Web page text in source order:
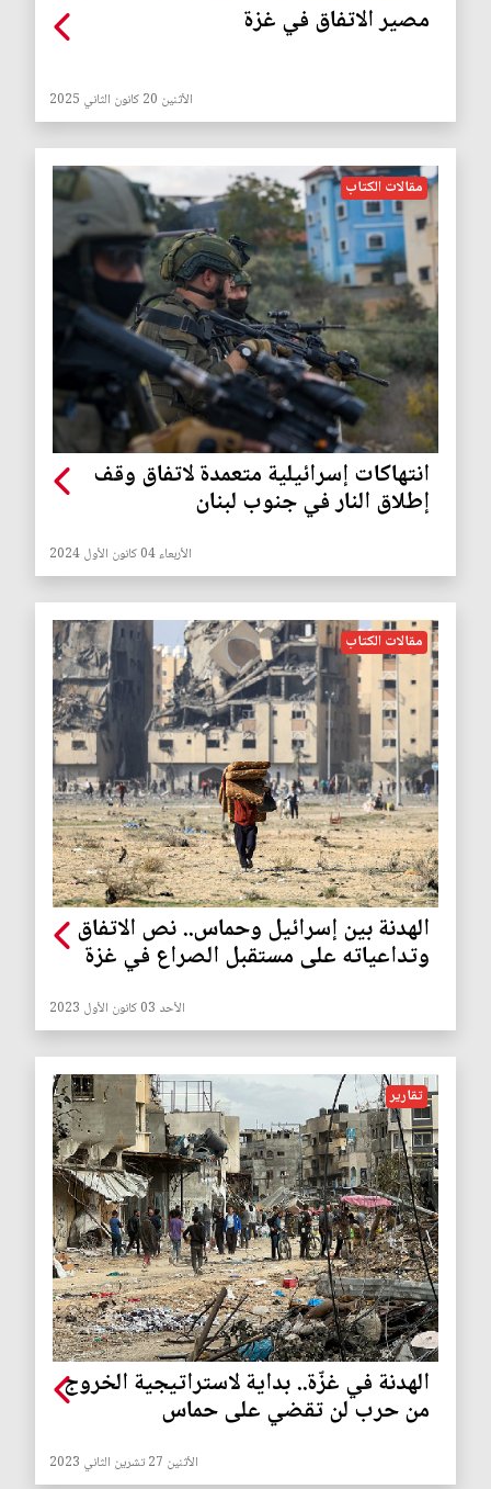
مصير الاتفاق في غزة
الأثنين 20 كانون الثاني 2025
مقالات الكتاب
انتهاكات إسرائيلية متعمدة لاتفاق وقف
إطلاق النار في جنوب لبنان
الأربعاء 04 كانون الأول 2024
مقالات الكتاب
الهدنة بين إسرائيل وحماس.. نص الاتفاق
وتداعياته على مستقبل الصراع في غزة
الأحد 03 كانون الأول 2023
تقارير
الهدنة في غزّة.. بداية لاستراتيجية الخروج
من حرب لن تقضي على حماس
الأثنين 27 تشرين الثاني 2023